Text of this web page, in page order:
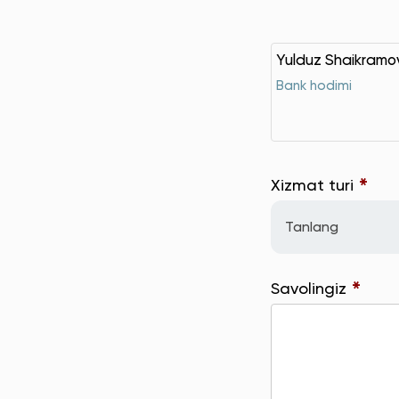
Yulduz
Bank hodimi
Xizmat turi *
Tanlang
Savolingiz *